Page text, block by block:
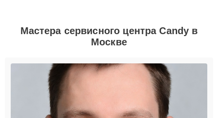
Мастера сервисного центра Candy в
Москве